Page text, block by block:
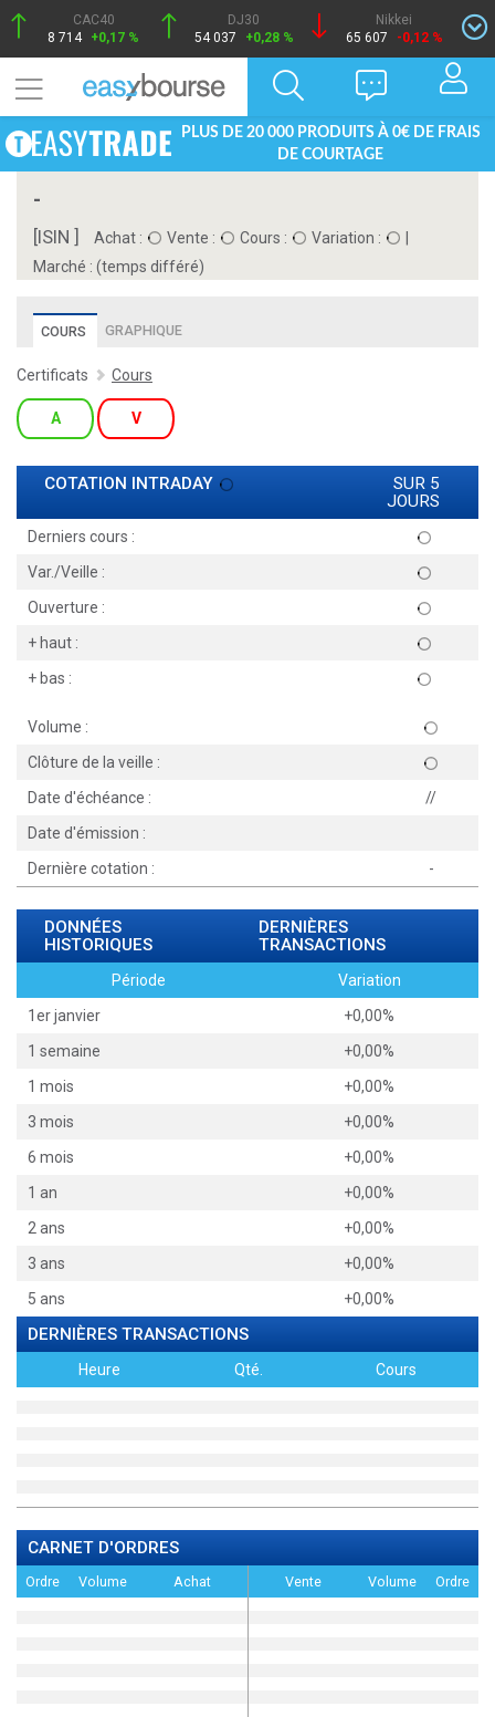
CAC40
8 714 +0,17 %
DJ30
54 037
+0,28 %
Nikkei
65 607
-0,12 %
PLUS DE 20 000 PRODUITS À 0€ DE FRAIS
DE COURTAGE
-
[ISIN ] Achat : Vente : Cours : Variation :
Marché : (temps différé)
COURS GRAPHIQUE
Certificats Cours
A V
COTATION INTRADAY
SUR 5
JOURS
Derniers cours :
Var./Veille :
Ouverture :
+ haut :
+ bas :
Volume :
Clôture de la veille :
Date d'échéance :
//
Date d'émission :
Dernière cotation :
-
DONNÉES
HISTORIQUES
DERNIÈRES
TRANSACTIONS
Période
Variation
1er janvier
+0,00%
1 semaine
+0,00%
1 mois
+0,00%
3 mois
+0,00%
6 mois
+0,00%
1 an
+0,00%
2 ans
+0,00%
3 ans
+0,00%
5 ans
+0,00%
DERNIÈRES TRANSACTIONS
Heure Qté. Cours
CARNET D'ORDRES
Ordre Volume Achat Vente Volume Ordre